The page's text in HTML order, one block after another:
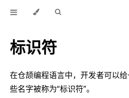
标识符
在仓颉编程语言中，开发者可以
些名字被称为“标识符”。